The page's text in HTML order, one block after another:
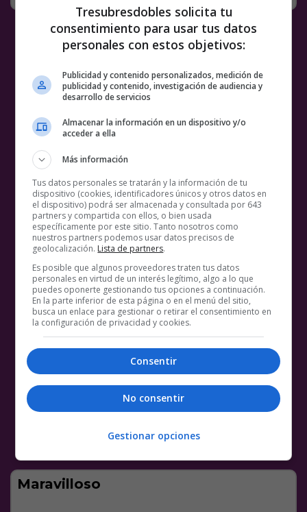
Maravilloso
Tresubresdobles solicita tu
consentimiento para usar tus datos
personales con estos objetivos:
Publicidad y contenido personalizados, medición de
publicidad y contenido, investigación de audiencia y
desarrollo de servicios
Almacenar la información en un dispositivo y/o
acceder a ella
Más información
Tus datos personales se tratarán y la información de tu
dispositivo (cookies, identificadores únicos y otros datos en
el dispositivo) podrá ser almacenada y consultada por 643
partners y compartida con ellos, o bien usada
específicamente por este sitio. Tanto nosotros como
nuestros partners podemos usar datos precisos de
geolocalización. Lista de partners.
Es posible que algunos proveedores traten tus datos
personales en virtud de un interés legítimo, algo a lo que
puedes oponerte gestionando tus opciones a continuación.
En la parte inferior de esta página o en el menú del sitio,
busca un enlace para gestionar o retirar el consentimiento en
la configuración de privacidad y cookies.
Consentir
No consentir
Gestionar opciones